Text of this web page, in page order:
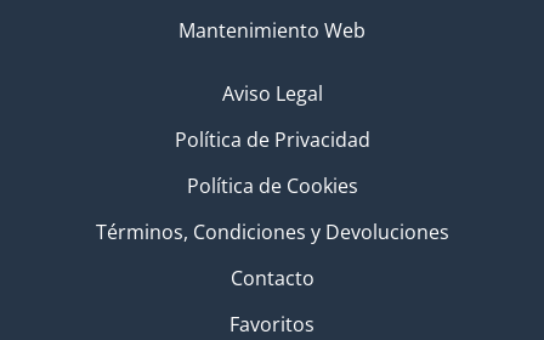
Mantenimiento Web
Aviso Legal
Política de Privacidad
Política de Cookies
Términos, Condiciones y Devoluciones
Contacto
Favoritos